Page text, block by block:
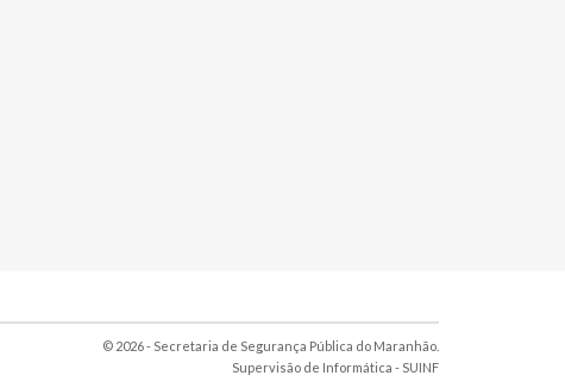
© 2026 - Secretaria de Segurança Pública do Maranhão.
Supervisão de Informática - SUINF